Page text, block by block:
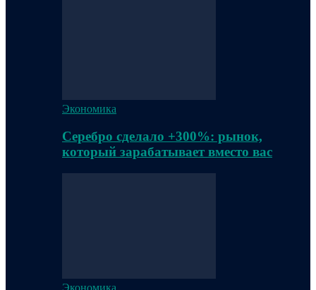
Экономика
Серебро сделало +300%: рынок,
который зарабатывает вместо вас
Экономика